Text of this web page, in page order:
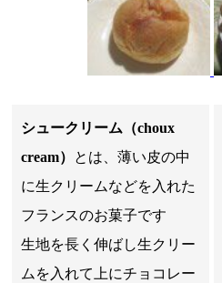
シュークリーム（choux
cream）
とは、薄い皮の中
に生クリームなどを入れた
フランスのお菓子です
生地を長く伸ばし生クリー
ムを入れて上にチョコレー